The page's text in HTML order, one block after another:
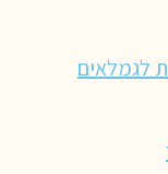
לגמלאים